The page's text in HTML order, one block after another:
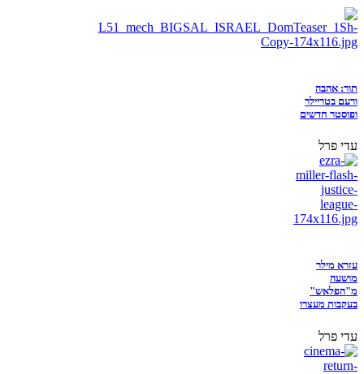
תור: אהבה
ורעם בטריילר
ופוסטר חדשים
עדי פרל
עזרא מילר
מושעה
מ"הפלאש"
בעקבות מעצרו
עדי פרל